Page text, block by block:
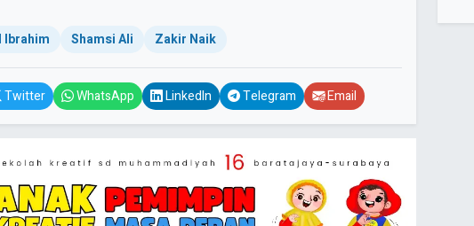
Ibrahim Shamsi Ali Zakir Naik
Twitter WhatsApp LinkedIn Telegram Email